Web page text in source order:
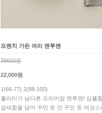
프렌치 가든 여리 맨투맨
39600원
22,000원
1(66-77) 2(88-100)
퀄리티가 남다른 프리미엄 맨투맨! 심플
섬세함을 담아 꾸민 듯 안 꾸민 듯 여성